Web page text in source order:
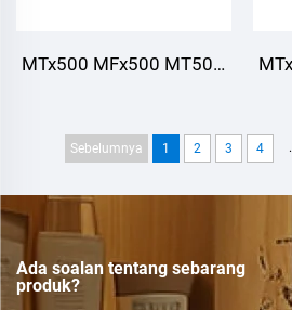
MTx500 MFx500 MT500,
Sebelumnya 1 2 3 4
Ada soalan tentang sebarang
produk?